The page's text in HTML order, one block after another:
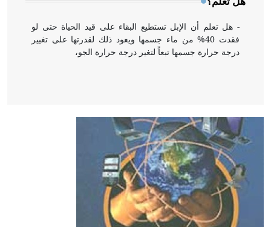
- هل تعلم أن الإبل تستطيع البقاء على قيد الحياة حتى لو
فقدت 40% من ماء جسمها ويعود ذلك لقدرتها على تغيير
درجة حرارة جسمها تبعاً لتغير درجة حرارة الجو،
- هل تعلم أن أبقراط كتب في الطب أربعة مؤلفات هي:
الحكم، الأدلة، تنظيم التغذية، ورسالته في جروح الرأس.
ويعود له الفضل بأنه حرر الطب من الدين والفلسفة.
- هل تعلم أن المرجان إفراز حيواني يتكون في البحر ويتركب
من مادة كربونات الكلسيوم، وهو أحمر أو شديد الحمرة وهو